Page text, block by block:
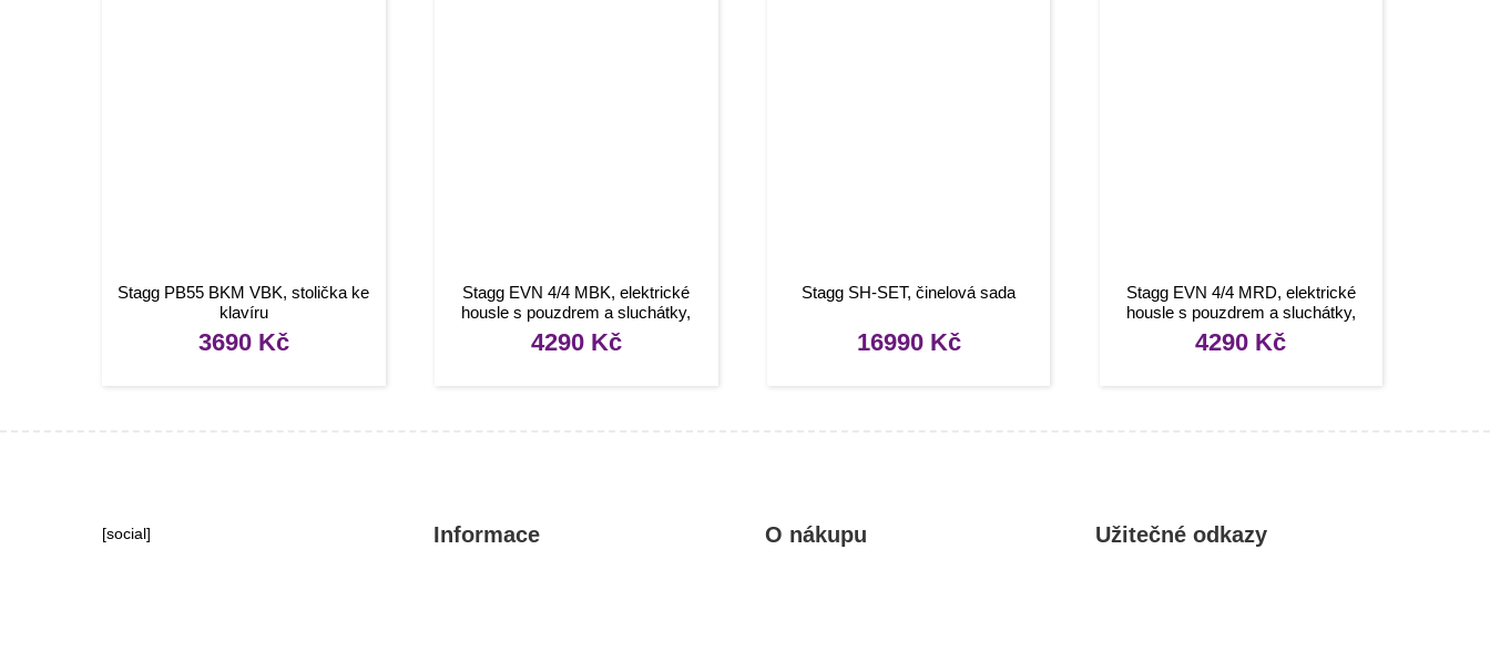
Stagg PB55 BKM VBK, stolička ke
klavíru
3690 Kč
Stagg EVN 4/4 MBK, elektrické
housle s pouzdrem a sluchátky,
černá metalíza
4290 Kč
Stagg SH-SET, činelová sada
16990 Kč
Stagg EVN 4/4 MRD, elektrické
housle s pouzdrem a sluchátky,
červená metalíza
4290 Kč
[social] Informace O nákupu Užitečné odkazy